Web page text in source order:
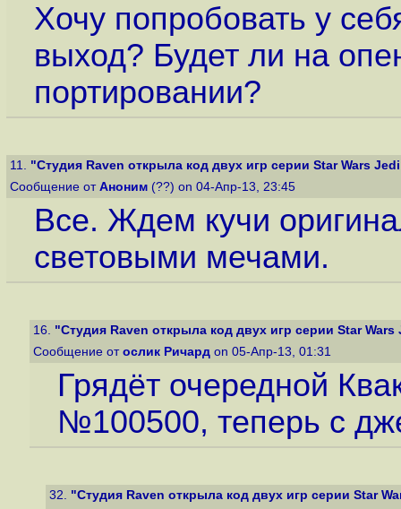
Хочу попробовать у
выход? Будет ли на
портировании?
11. "Студия Raven открыла код двух игр серии Star Wars
Сообщение от Аноним (??) on 04-Апр-13, 23:45
Все. Ждем кучи
световыми мечами.
16. "Студия Raven открыла код двух игр серии Star
Сообщение от ослик Ричард on 05-Апр-13, 01:31
Грядёт очередной
№100500, теперь с
32. "Студия Raven открыла код двух игр серии Star